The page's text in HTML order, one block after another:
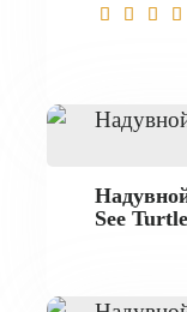
See